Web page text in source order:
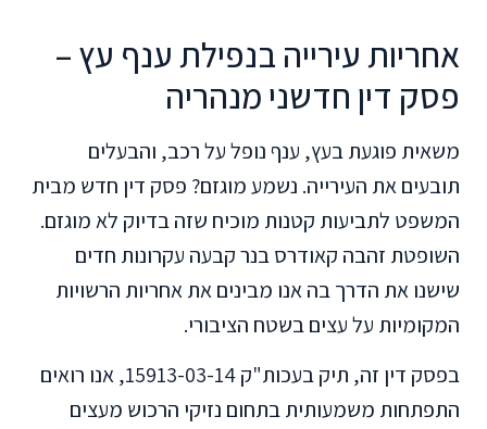
אחריות עירייה בנפילת ענף עץ –
פסק דין חדשני מנהריה
משאית פוגעת בעץ, ענף נופל על רכב, והבעלים
תובעים את העירייה. נשמע מוגזם? פסק דין חדש מבית
המשפט לתביעות קטנות מוכיח שזה בדיוק לא מוגזם.
השופטת זהבה קאודרס בנר קבעה עקרונות חדים
שישנו את הדרך בה אנו מבינים את אחריות הרשויות
המקומיות על עצים בשטח הציבורי.
בפסק דין זה, תיק בעכות"ק 15913-03-14, אנו רואים
התפתחות משמעותית בתחום נזיקי הרכוש מעצים